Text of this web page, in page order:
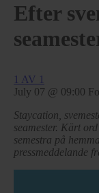
Efter
1 AV 1
July 07 @ 09:00
Staycation,
seamester. Kärt
semestra på
pressmeddelande